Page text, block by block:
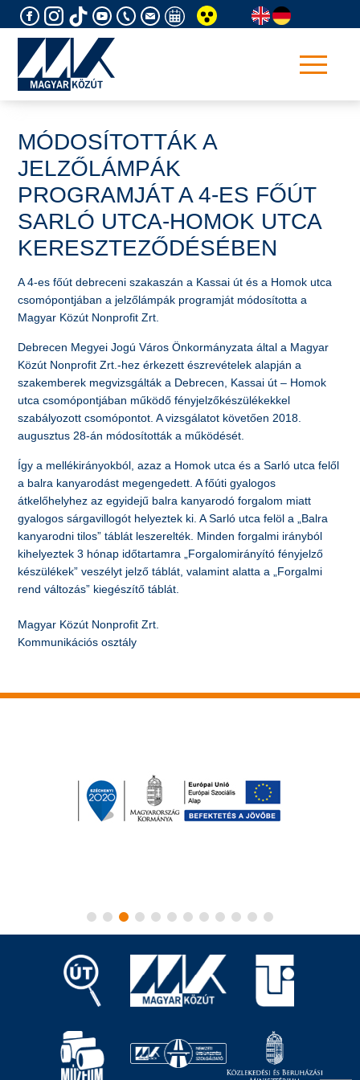
to
MÓDOSÍTOTTÁK A
JELZŐLÁMPÁK
PROGRAMJÁT A 4-ES FŐÚT
SARLÓ UTCA-HOMOK UTCA
KERESZTEZŐDÉSÉBEN
​A 4-es főút debreceni szakaszán a Kassai út és a Homok utca
csomópontjában a jelzőlámpák programját módosította a
Magyar Közút Nonprofit Zrt.
Debrecen Megyei Jogú Város Önkormányzata által a Magyar
Közút Nonprofit Zrt.-hez érkezett észrevételek alapján a
szakemberek megvizsgálták a Debrecen, Kassai út – Homok
utca csomópontjában működő fényjelzőkészülékekkel
szabályozott csomópontot. A vizsgálatot követően 2018.
augusztus 28-án módosították a működését.
Így a mellékirányokból, azaz a Homok utca és a Sarló utca felől
a balra kanyarodást megengedett. A főúti gyalogos
átkelőhelyhez az egyidejű balra kanyarodó forgalom miatt
gyalogos sárgavillogót helyeztek ki. A Sarló utca felöl a „Balra
kanyarodni tilos” táblát leszerelték. Minden forgalmi irányból
kihelyeztek 3 hónap időtartamra „Forgalomirányító fényjelző
készülékek” veszélyt jelző táblát, valamint alatta a „Forgalmi
rend változás” kiegészítő táblát.
Magyar Közút Nonprofit Zrt.
Kommunikációs osztály